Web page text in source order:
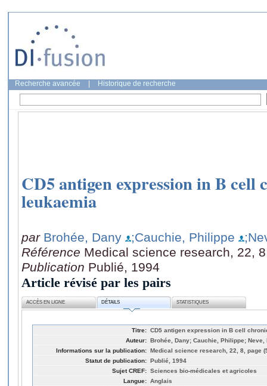
Recherche avancée Historique de recherche
CD5 antigen expression in B
leukaemia
par Brohée, Dany ;Cauchie, Philippe
Référence Medical science research, 22,
Publication Publié, 1994
Article révisé par les pairs
ACCÈS EN LIGNE DÉTAILS STATISTIQUES
Titre: CD5 antigen expression in B cell
Auteur: Brohée, Dany; Cauchie, Philippe; Neve,
Informations sur la publication: Medical science research, 22, 8, page
Statut de publication: Publié, 1994
Sujet CREF: Sciences bio-médicales et agricoles
Langue: Anglais